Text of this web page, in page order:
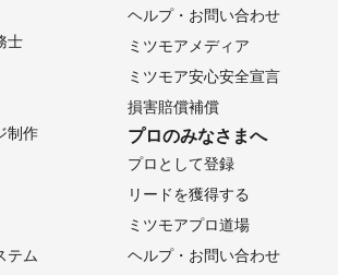
士
制作
テム
ヘルプ・お問い合わせ
ミツモアメディア
ミツモア安心安全宣言
損害賠償補償
プロのみなさまへ
プロとして登録
リードを獲得する
ミツモアプロ道場
ヘルプ・お問い合わせ